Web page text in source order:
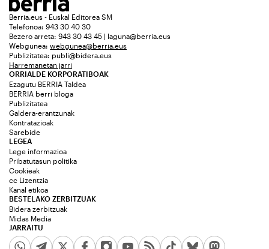
Berria.eus - Euskal Editorea SM
Telefonoa: 943 30 40 30
Bezero arreta: 943 30 43 45 | laguna@berria.eus
Webgunea: webgunea@berria.eus
Publizitatea: publi@bidera.eus
Harremanetan jarri
ORRIALDE KORPORATIBOAK
Ezagutu BERRIA Taldea
BERRIA berri bloga
Publizitatea
Galdera-erantzunak
Kontratazioak
Sarebide
JARRAITU
LEGEA
Lege informazioa
Pribatutasun politika
Cookieak
cc Lizentzia
Kanal etikoa
BESTELAKO ZERBITZUAK
Bidera zerbitzuak
Midas Media